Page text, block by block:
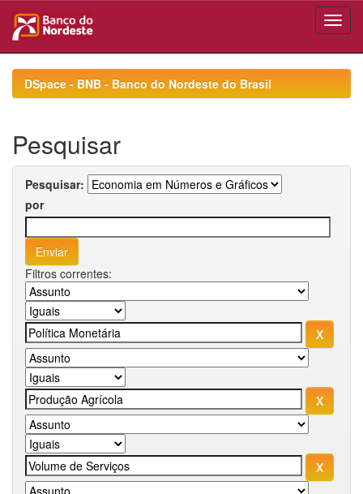
navigationDSpace - BNB - Banco do Nordeste do Brasil
Pesquisar
Pesquisar:
por
Filtros correntes: